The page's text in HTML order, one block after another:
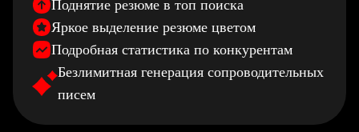
Поднятие резюме в топ поиска
Яркое выделение резюме цветом
Подробная статистика по конкурентам
Безлимитная генерация сопроводительных
писем